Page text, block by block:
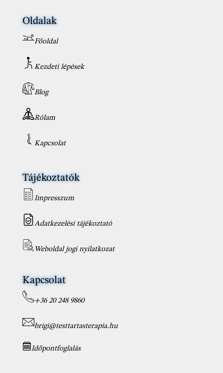
Oldalak
Főoldal
Kezdeti lépések
Blog
Rólam
Kapcsolat
Tájékoztatók
Impresszum
Adatkezelési tájékoztató
Weboldal jogi nyilatkozat
Kapcsolat
+36 20 248 9860
brigi@testtartasterapia.hu
Időpontfoglalás